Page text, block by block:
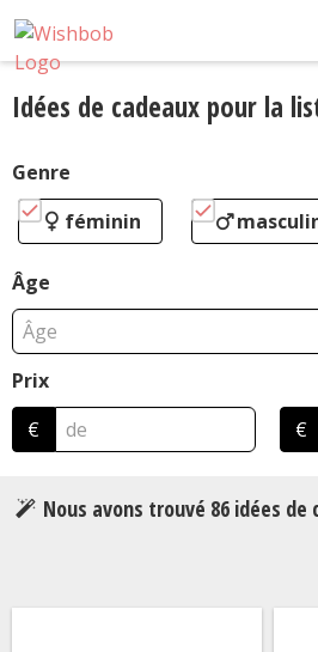
Idées de cadeaux pour la
Genre
féminin
Âge
Prix
€
€
Nous avons trouvé 86 idées de